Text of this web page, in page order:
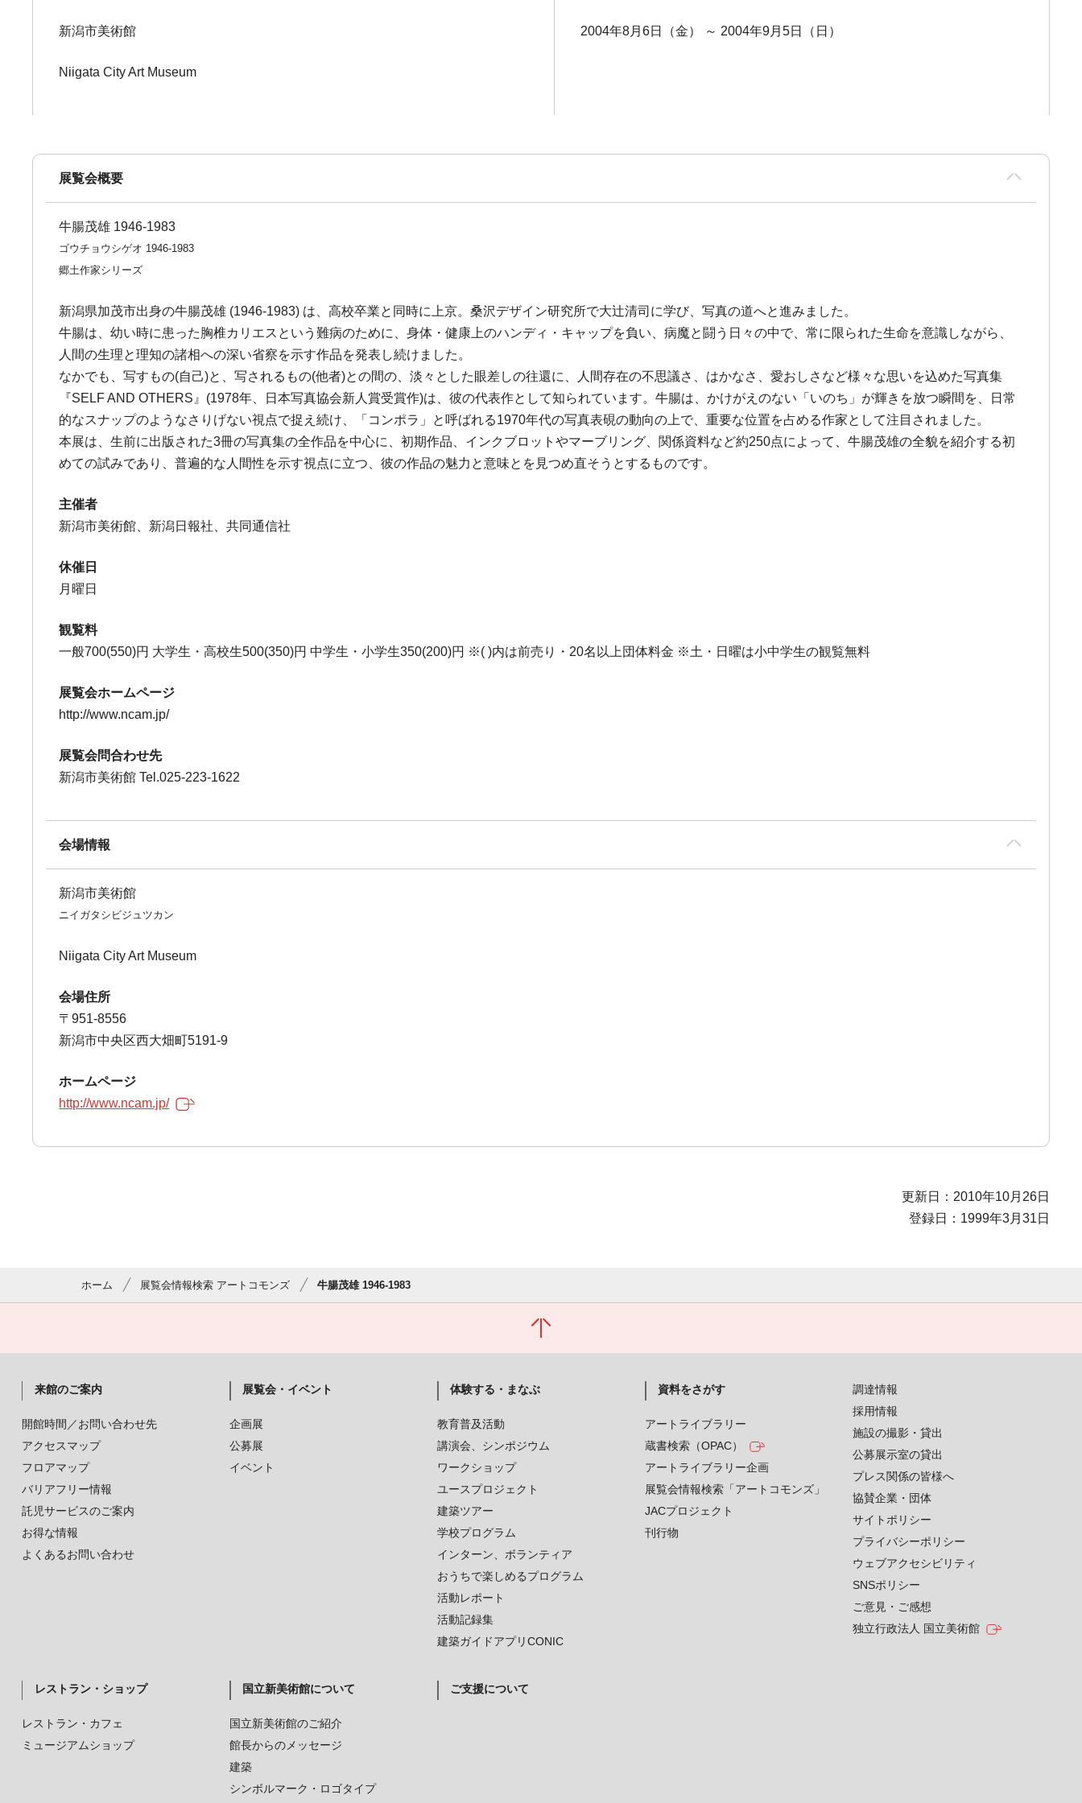
新潟市美術館
Niigata City Art Museum
2004年8月6日（金） ～ 2004年9月5日（日）
展覧会概要
牛腸茂雄 1946-1983
ゴウチョウシゲオ 1946-1983
郷土作家シリーズ
新潟県加茂市出身の牛腸茂雄 (1946-1983) は、高校卒業と同時に上京。桑沢デザイン研究所で大辻清司に学び、写真の道へと進みました。
牛腸は、幼い時に患った胸椎カリエスという難病のために、身体・健康上のハンディ・キャップを負い、病魔と闘う日々の中で、常に限られた生命を意識しながら、
人間の生理と理知の諸相への深い省察を示す作品を発表し続けました。
なかでも、写すもの(自己)と、写されるもの(他者)との間の、淡々とした眼差しの往還に、人間存在の不思議さ、はかなさ、愛おしさなど様々な思いを込めた写真集
『SELF AND OTHERS』(1978年、日本写真協会新人賞受賞作)は、彼の代表作として知られています。牛腸は、かけがえのない「いのち」が輝きを放つ瞬間を、日常
的なスナップのようなさりげない視点で捉え続け、「コンポラ」と呼ばれる1970年代の写真表硯の動向の上で、重要な位置を占める作家として注目されました。
本展は、生前に出版された3冊の写真集の全作品を中心に、初期作品、インクブロットやマーブリング、関係資料など約250点によって、牛腸茂雄の全貌を紹介する初
めての試みであり、普遍的な人間性を示す視点に立つ、彼の作品の魅力と意味とを見つめ直そうとするものです。
主催者
新潟市美術館、新潟日報社、共同通信社
休催日
月曜日
観覧料
一般700(550)円 大学生・高校生500(350)円 中学生・小学生350(200)円 ※( )内は前売り・20名以上団体料金 ※土・日曜は小中学生の観覧無料
展覧会ホームページ
http://www.ncam.jp/
展覧会問合わせ先
新潟市美術館 Tel.025-223-1622
会場情報
新潟市美術館
ニイガタシビジュツカン
Niigata City Art Museum
会場住所
〒951-8556
新潟市中央区西大畑町5191-9
ホームページ
http://www.ncam.jp/
更新日：2010年10月26日
登録日：1999年3月31日
ホーム 展覧会情報検索 アートコモンズ 牛腸茂雄 1946-1983
来館のご案内
開館時間／お問い合わせ先
アクセスマップ
フロアマップ
バリアフリー情報
託児サービスのご案内
お得な情報
よくあるお問い合わせ
展覧会・イベント
企画展
公募展
イベント
体験する・まなぶ
教育普及活動
講演会、シンポジウム
ワークショップ
ユースプロジェクト
建築ツアー
学校プログラム
インターン、ボランティア
おうちで楽しめるプログラム
活動レポート
活動記録集
建築ガイドアプリCONIC
資料をさがす
アートライブラリー
蔵書検索（OPAC）
アートライブラリー企画
展覧会情報検索「アートコモンズ」
JACプロジェクト
刊行物
レストラン・ショップ
レストラン・カフェ
ミュージアムショップ
国立新美術館について
国立新美術館のご紹介
館長からのメッセージ
建築
シンボルマーク・ロゴタイプ
ご支援について
調達情報
採用情報
施設の撮影・貸出
公募展示室の貸出
プレス関係の皆様へ
協賛企業・団体
サイトポリシー
プライバシーポリシー
ウェブアクセシビリティ
SNSポリシー
ご意見・ご感想
独立行政法人 国立美術館